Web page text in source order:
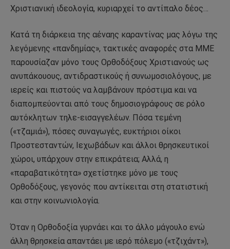
Χριστιανική ιδεολογία, κυριαρχεί το αντίπαλο δέος…
Κατά τη διάρκεια της αέναης καραντίνας μας λόγω της
λεγόμενης «πανδημίας», τακτικές αναφορές στα ΜΜΕ
παρουσίαζαν μόνο τους Ορθοδόξους Χριστιανούς ως
ανυπάκουους, αντιδραστικούς ή συνωμοσιολόγους, με
ιερείς και πιστούς να λαμβάνουν πρόστιμα και να
διαπομπεύονται από τους δημοσιογράφους σε ρόλο
αυτόκλητων τηλε-εισαγγελέων. Πόσα τεμένη
(«τζαμιά»), πόσες συναγωγές, ευκτήριοι οίκοι
Προστεσταντών, Ιεχωβάδων και άλλοι θρησκευτικοί
χώροι, υπάρχουν στην επικράτεια; Αλλά, η
«παραβατικότητα» σχετίστηκε μόνο με τους
Ορθοδόξους, γεγονός που αντίκειται στη στατιστική
και στην κοινωνιολογία.
Όταν η Ορθοδοξία γυρνάει και το άλλο μάγουλο ενώ
άλλη θρησκεία απαντάει με ιερό πόλεμο («τζιχάντ»),